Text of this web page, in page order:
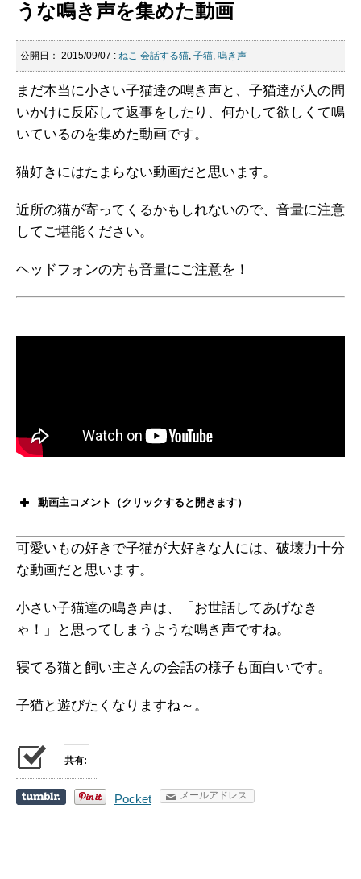
うな鳴き声を集めた動画
公開日： 2015/09/07 : ねこ 会話する猫, 子猫, 鳴き声
まだ本当に小さい子猫達の鳴き声と、子猫達が人の問
いかけに反応して返事をしたり、何かして欲しくて鳴
いているのを集めた動画です。
猫好きにはたまらない動画だと思います。
近所の猫が寄ってくるかもしれないので、音量に注意
してご堪能ください。
ヘッドフォンの方も音量にご注意を！
動画主コメント（クリックすると開きます）
可愛いもの好きで子猫が大好きな人には、破壊力十分
な動画だと思います。
小さい子猫達の鳴き声は、「お世話してあげなき
ゃ！」と思ってしまうような鳴き声ですね。
寝てる猫と飼い主さんの会話の様子も面白いです。
子猫と遊びたくなりますね～。
共有:
Pocket メールアドレス